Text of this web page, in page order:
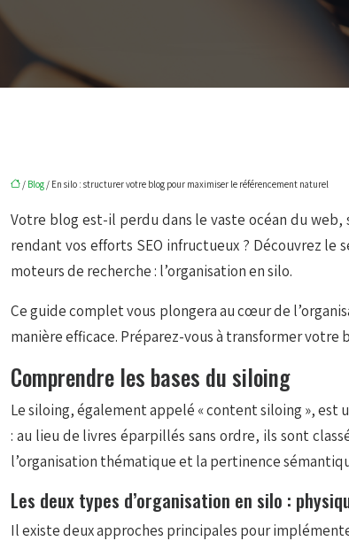
/ Blog / En silo : structurer votre blog pour maximiser le référencement naturel
Votre blog est-il perdu dans le vaste océan du
rendant vos efforts SEO infructueux ? Découvrez
moteurs de recherche : l’organisation en silo.
Ce guide complet vous plongera au cœur de
manière efficace. Préparez-vous à transformer
Comprendre les bases du siloing
Le siloing, également appelé « content siloing », est
: au lieu de livres éparpillés sans ordre, ils sont
l’organisation thématique et la pertinence
Les deux types d’organisation en silo :
Il existe deux approches principales pour